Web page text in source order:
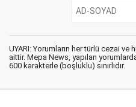
UYARI: Yorumların her türlü cezai
aittir. Mepa News, yapılan
600 karakterle (boşluklu) sınırlıdır.